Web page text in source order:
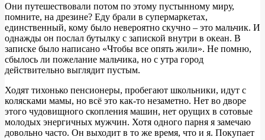
Они путешествовали потом по этому пустынному миру,
помните, на дрезине? Еду брали в супермаркетах,
единственный, кому было невероятно скучно – это мальчик. И
однажды он послал бутылку с запиской внутри в океан. В
записке было написано «Чтобы все опять жили». Не помню,
сбылось ли пожелание мальчика, но с утра город
действительно выглядит пустым.
Ходят тихонько пенсионеры, пробегают школьники, идут с
колясками мамы, но всё это как-то незаметно. Нет во дворе
этого чудовищного скопления машин, нет орущих в сотовые
молодых энергичных мужчин. Хотя одного парня я замечаю
довольно часто. Он выходит в то же время, что и я. Покупает